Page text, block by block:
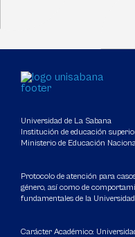
Universidad de La Sabana
Institución de educación
Ministerio de Educación
Protocolo de atención para
género, así como de
fundamentales de la Universidad
Carácter Académico: